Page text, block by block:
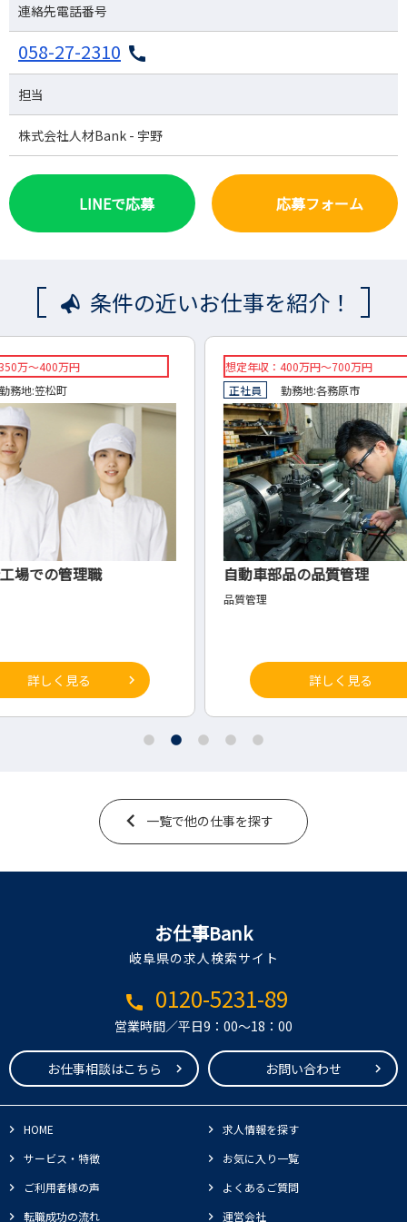
連絡先電話番号
058-27-2310
担当
株式会社人材Bank - 宇野
LINEで応募 応募フォーム
条件の近いお仕事を紹介！
想定年収：400万円～700万円
自動車部品の品質管理
想定年
運送
一覧で他の仕事を探す
お仕事Bank
岐阜県の求人検索サイト
call 0120-5231-89
営業時間／平日9：00～18：00
お仕事相談はこちら お問い合わせ
HOME
求人情報を探す
サービス・特徴
お気に入り一覧
ご利用者様の声
よくあるご質問
転職成功の流れ
運営会社